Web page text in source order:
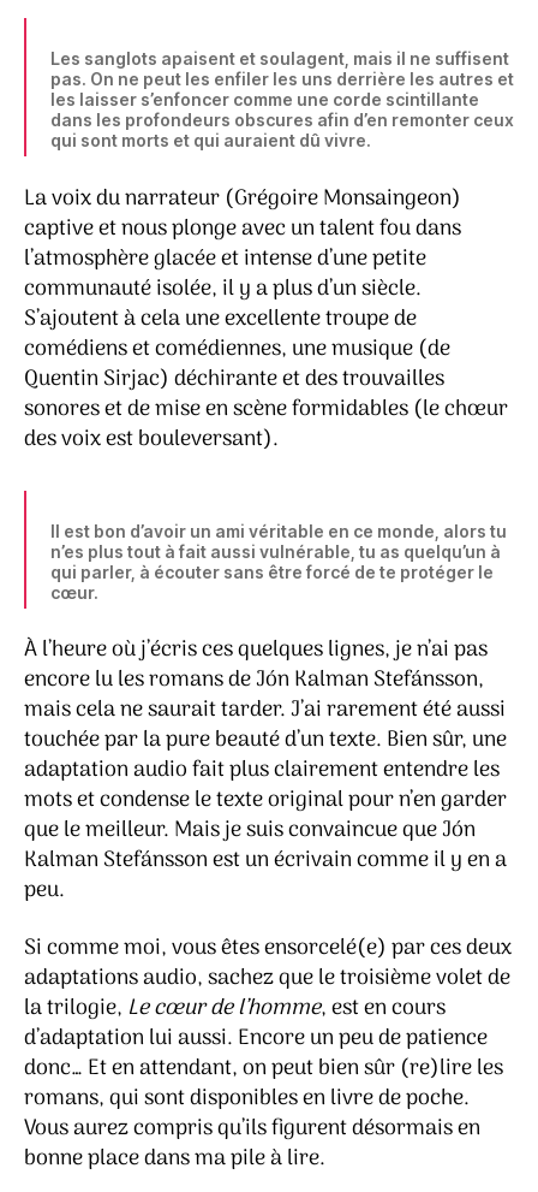
Les sanglots apaisent et soulagent, mais il ne suffisent
pas. On ne peut les enfiler les uns derrière les autres et
les laisser s’enfoncer comme une corde scintillante
dans les profondeurs obscures afin d’en remonter ceux
qui sont morts et qui auraient dû vivre.
La voix du narrateur (Grégoire Monsaingeon)
captive et nous plonge avec un talent fou dans
l’atmosphère glacée et intense d’une petite
communauté isolée, il y a plus d’un siècle.
S’ajoutent à cela une excellente troupe de
comédiens et comédiennes, une musique (de
Quentin Sirjac) déchirante et des trouvailles
sonores et de mise en scène formidables (le chœur
des voix est bouleversant).
Il est bon d’avoir un ami véritable en ce monde, alors tu
n’es plus tout à fait aussi vulnérable, tu as quelqu’un à
qui parler, à écouter sans être forcé de te protéger le
cœur.
À l’heure où j’écris ces quelques lignes, je n’ai pas
encore lu les romans de Jón Kalman Stefánsson,
mais cela ne saurait tarder. J’ai rarement été aussi
touchée par la pure beauté d’un texte. Bien sûr, une
adaptation audio fait plus clairement entendre les
mots et condense le texte original pour n’en garder
que le meilleur. Mais je suis convaincue que Jón
Kalman Stefánsson est un écrivain comme il y en a
peu.
Si comme moi, vous êtes ensorcelé(e) par ces deux
adaptations audio, sachez que le troisième volet de
la trilogie, Le cœur de l’homme, est en cours
d’adaptation lui aussi. Encore un peu de patience
donc… Et en attendant, on peut bien sûr (re)lire les
romans, qui sont disponibles en livre de poche.
Vous aurez compris qu’ils figurent désormais en
bonne place dans ma pile à lire.